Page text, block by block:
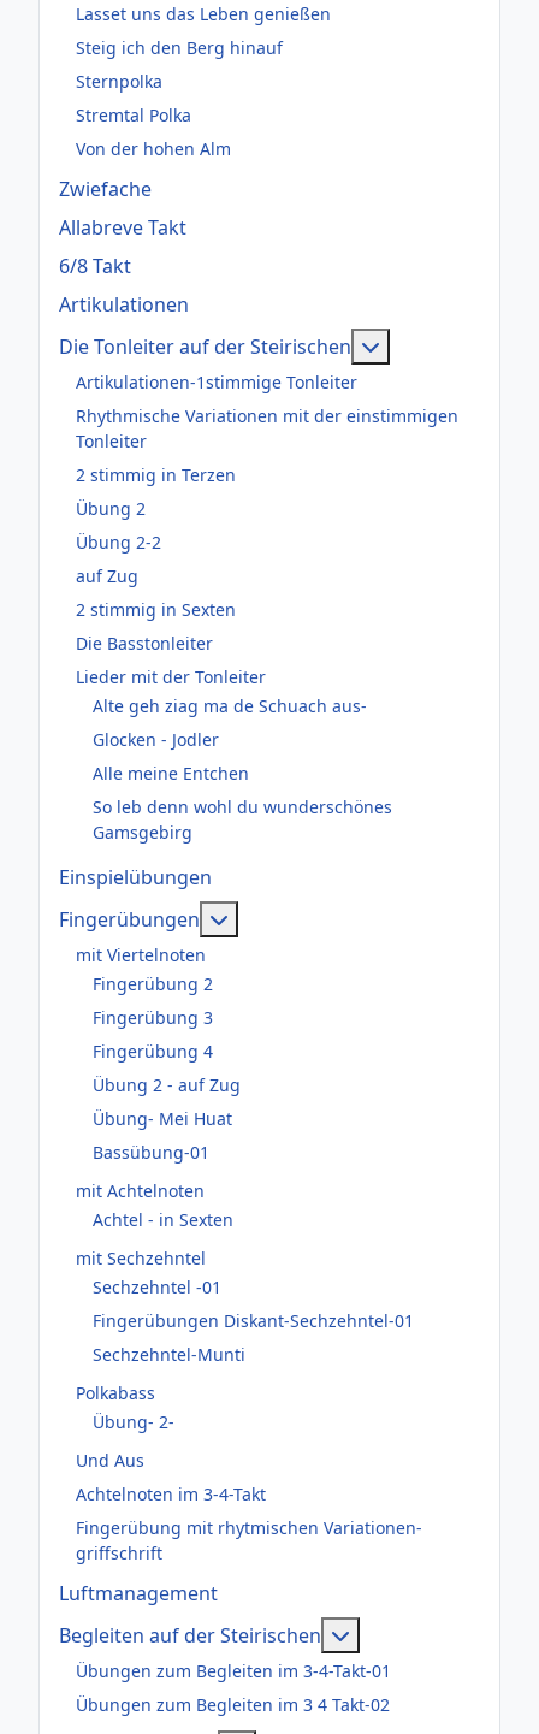
Lasset uns das Leben genießen
Steig ich den Berg hinauf
Sternpolka
Stremtal Polka
Von der hohen Alm
Zwiefache
Allabreve Takt
6/8 Takt
Artikulationen
Die Tonleiter auf der Steirischen
Artikulationen-1stimmige Tonleiter
Rhythmische Variationen mit der einstimmigen
Tonleiter
2 stimmig in Terzen
Übung 2
Übung 2-2
auf Zug
2 stimmig in Sexten
Die Basstonleiter
Lieder mit der Tonleiter
Alte geh ziag ma de Schuach aus-
Glocken - Jodler
Alle meine Entchen
So leb denn wohl du wunderschönes
Gamsgebirg
Einspielübungen
Fingerübungen
mit Viertelnoten
Fingerübung 2
Fingerübung 3
Fingerübung 4
Übung 2 - auf Zug
Übung- Mei Huat
Bassübung-01
mit Achtelnoten
Achtel - in Sexten
mit Sechzehntel
Sechzehntel -01
Fingerübungen Diskant-Sechzehntel-01
Sechzehntel-Munti
Polkabass
Übung- 2-
Und Aus
Achtelnoten im 3-4-Takt
Fingerübung mit rhytmischen Variationen-
griffschrift
Luftmanagement
Begleiten auf der Steirischen
Übungen zum Begleiten im 3-4-Takt-01
Übungen zum Begleiten im 3 4 Takt-02